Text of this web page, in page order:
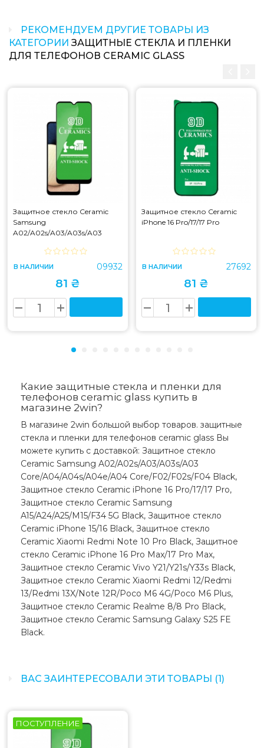
РЕКОМЕНДУЕМ ДРУГИЕ ТОВАРЫ ИЗ
КАТЕГОРИИЗАЩИТНЫЕ СТЕКЛА И ПЛЕНКИ
ДЛЯ ТЕЛЕФОНОВ CERAMIC GLASS
Защитное стекло Ceramic
Samsung
A02/A02s/A03/A03s/A03
Core/F02/F02s/F04 Black
В НАЛИЧИИ 09932
81 ₴
Защитное стекло Ceramic
iPhone 16 Pro/17/17 Pro
В НАЛИЧИИ 27692
81 ₴
Какие защитные стекла и пленки для
телефонов ceramic glass купить в
магазине 2win?
В магазине 2win большой выбор товаров. защитные
стекла и пленки для телефонов ceramic glass Вы
можете купить с доставкой: Защитное стекло
Ceramic Samsung A02/A02s/A03/A03s/A03
Core/A04/A04s/A04e/A04 Core/F02/F02s/F04 Black,
Защитное стекло Ceramic iPhone 16 Pro/17/17 Pro,
Защитное стекло Ceramic Samsung
A15/A24/A25/M15/F34 5G Black, Защитное стекло
Ceramic iPhone 15/16 Black, Защитное стекло
Ceramic Xiaomi Redmi Note 10 Pro Black, Защитное
стекло Ceramic iPhone 16 Pro Max/17 Pro Max,
Защитное стекло Ceramic Vivo Y21/Y21s/Y33s Black,
Защитное стекло Ceramic Xiaomi Redmi 12/Redmi
13/Redmi 13X/Note 12R/Poco M6 4G/Poco M6 Plus,
Защитное стекло Ceramic Realme 8/8 Pro Black,
Защитное стекло Ceramic Samsung Galaxy S25 FE
Black.
ВАС ЗАИНТЕРЕСОВАЛИ ЭТИ ТОВАРЫ (1)
ПОСТУПЛЕНИЕ